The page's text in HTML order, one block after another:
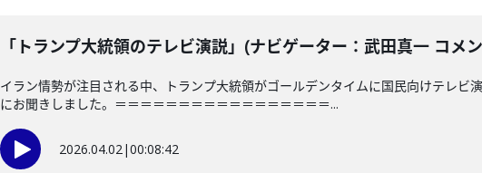
「トランプ大統領のテレビ演説」(ナビゲーター：武田真一 コメ
イラン情勢が注目される中、トランプ大統領がゴールデンタイムに国民向けテレ
にお聞きしました。＝＝＝＝＝＝＝＝＝＝＝＝＝＝＝＝＝...
2026.04.02|00:08:42